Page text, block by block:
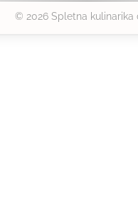
© 2026 Spletna kulinarika